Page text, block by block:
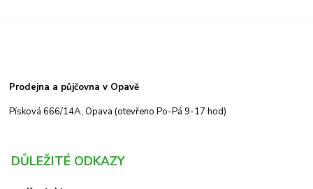
Prodejna a půjčovna v Opavě
Písková 666/14A, Opava (otevřeno Po-Pá 9-17 hod)
DŮLEŽITÉ ODKAZY